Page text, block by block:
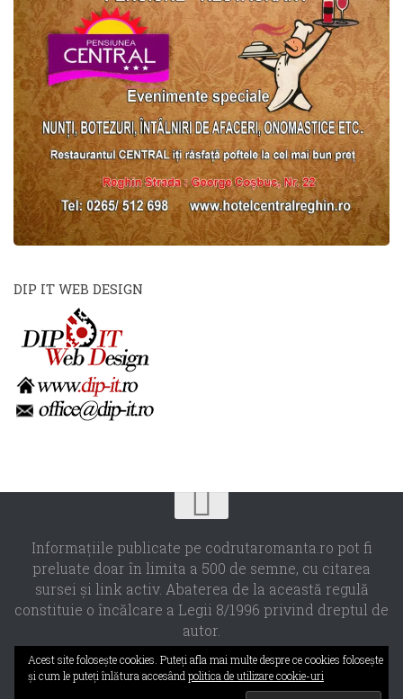
DIP IT WEB DESIGN
Informaţiile publicate pe codrutaromanta.ro pot fi
preluate doar în limita a 500 de semne, cu citarea
sursei şi link activ. Abaterea de la această regulă
constituie o încălcare a Legii 8/1996 privind dreptul de
autor.
Propulsat de - Designed with theHueman theme
Acest site foloseşte cookies. Puteţi afla mai multe despre ce cookies foloseşte
şi cum le puteţi înlătura accesând politica de utilizare cookie-uri